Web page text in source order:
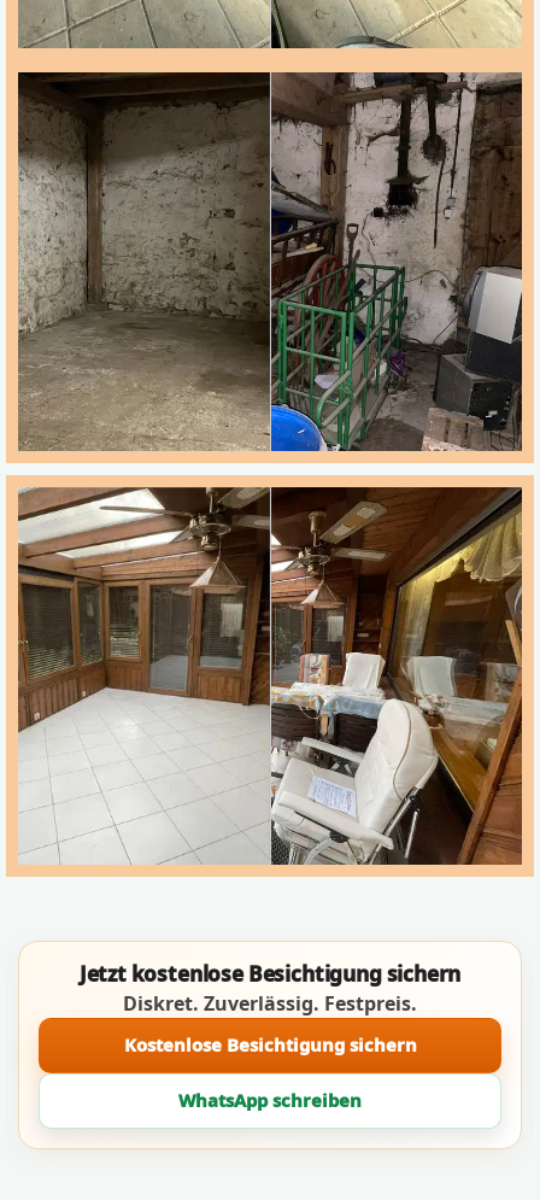
Jetzt kostenlose Besichtigung sichern
Diskret. Zuverlässig. Festpreis.
Kostenlose Besichtigung sichern
WhatsApp schreiben